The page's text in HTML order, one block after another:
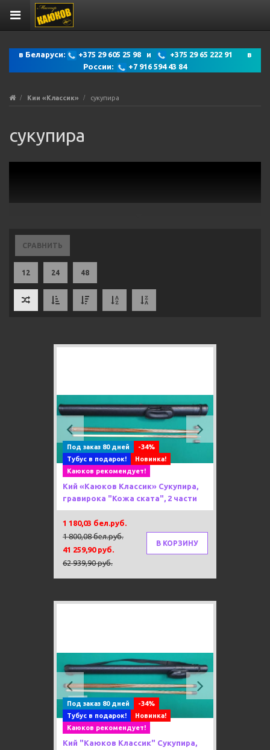
в Беларуси: +375 29 605 25 98 и
+375 29 65 222 91 в
России:
+7 916 594 43 84
Кии «Классик» сукупира
сукупира
СРАВНИТЬ
12 24 48
Previous
Под заказ 80 дней
-34%
Тубус в подарок!
Новинка!
Каюков рекомендует!
Кий «Каюков Классик» Сукупира,
гравирока "Кожа ската", 2 части
1 180,03 бел.руб.
1 800,08 бел.руб.
41 259,90 руб.
62 939,90 руб.
В КОРЗИНУ
Previous
Под заказ 80 дней
-34%
Тубус в подарок!
Новинка!
Каюков рекомендует!
Кий "Каюков Классик" Сукупира,